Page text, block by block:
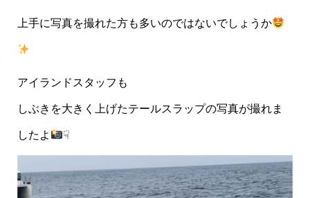
上手に写真を撮れた方も多いのではないでしょうか
アイランドスタッフも
しぶきを大きく上げたテールスラップの写真が撮れま
したよ ☟